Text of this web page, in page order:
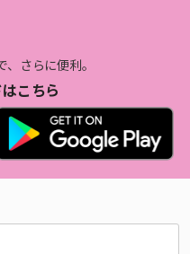
さらに便利。
こちら